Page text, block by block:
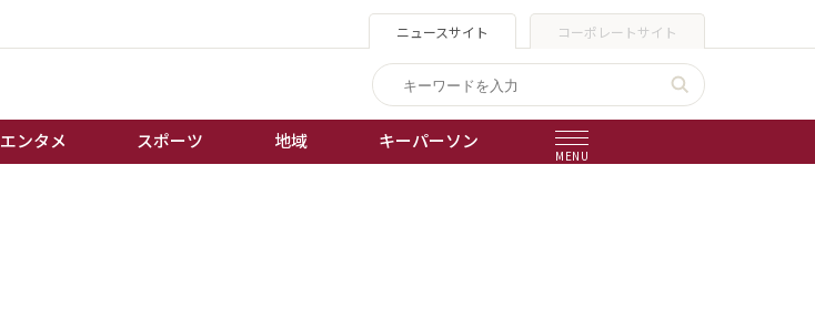
ニュースサイト コーポレートサイト
エンタメ スポーツ 地域 キーパーソン
MENU